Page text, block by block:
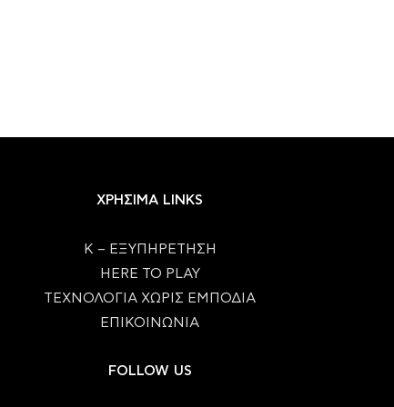
ΧΡΗΣΙΜΑ LINKS
Κ – ΕΞΥΠΗΡΕΤΗΣΗ
HERE TO PLAY
ΤΕΧΝΟΛΟΓΙΑ ΧΩΡΙΣ ΕΜΠΟΔΙΑ
ΕΠΙΚΟΙΝΩΝΙΑ
FOLLOW US